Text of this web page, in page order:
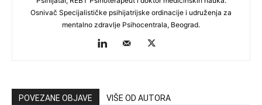
Osnivač Specijalističke psihijatrijske ordinacije i udruženja za
mentalno zdravlje Psihocentrala, Beograd.
POVEZANE OBJAVE VIŠE OD AUTORA